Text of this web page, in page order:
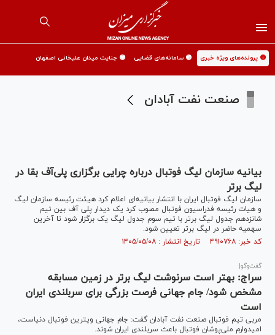
🟡 پرونده‌های ویژه خبری 🟡 سامانه‌های قضایی 🟡 جنایت میدان علیخانی اصفهان
صنعت نفت آبادان
بیانیه سازمان لیگ فوتبال درباره چرایی برگزاری پلی‌آف بقا در
لیگ برتر
سازمان لیگ فوتبال ایران با انتشار بیانیه‌ای اعلام کرد هیئت رئیسه سازمان لیگ
و هیات رئیسه فدراسیون فوتبال مصوب کرد یک دیدار پلی آف بین تیم
شانزدهم جدول لیگ برتر با تیم سوم جدول لیگ یک برگزار شود تا آخرین
سهمیه حاضر در لیگ برتر تعیین شود.
کد خبر: ۴۹۱۰۷۶۸ تاریخ انتشار : ۱۴۰۵/۰۵/۰۸
گفت‌وگو|
سراج: بهتر است سرنوشت لیگ برتر در زمین مسابقه
مشخص شود/ جام جهانی فرصت بزرگی برای سربلندی ایران
است
مربی تیم فوتبال صنعت نفت آبادان گفت: جام جهانی ویترین فوتبال دنیاست،‌
امیدوارم ملی‌پوشان فوتبال باعث سربلندی ایران شوند.